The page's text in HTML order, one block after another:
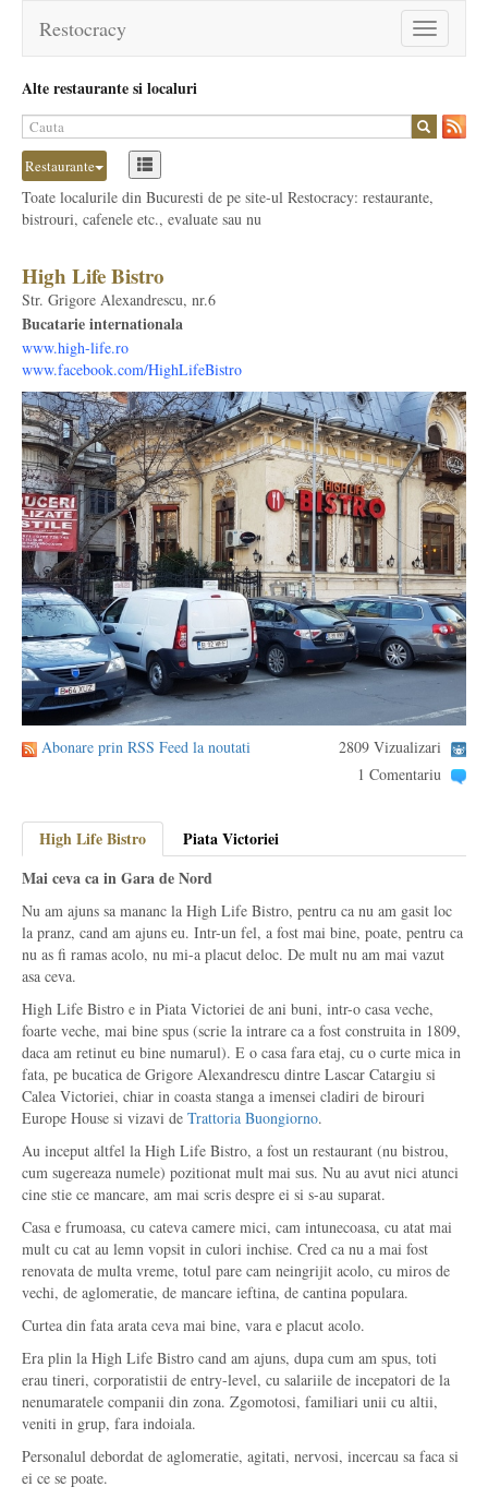
Toggle
navigation
Restocracy
Alte restaurante si localuri
Restaurante
Toate localurile din Bucuresti de pe site-ul Restocracy: restaurante,
bistrouri, cafenele etc., evaluate sau nu
High Life Bistro
Str. Grigore Alexandrescu, nr.6
Bucatarie internationala
www.high-life.ro
www.facebook.com/HighLifeBistro
Abonare prin RSS Feed la noutati
2809 Vizualizari
1 Comentariu
High Life Bistro
Piata Victoriei
Mai ceva ca in Gara de Nord
Nu am ajuns sa mananc la High Life Bistro, pentru ca nu am gasit loc
la pranz, cand am ajuns eu. Intr-un fel, a fost mai bine, poate, pentru ca
nu as fi ramas acolo, nu mi-a placut deloc. De mult nu am mai vazut
asa ceva.
High Life Bistro e in Piata Victoriei de ani buni, intr-o casa veche,
foarte veche, mai bine spus (scrie la intrare ca a fost construita in 1809,
daca am retinut eu bine numarul). E o casa fara etaj, cu o curte mica in
fata, pe bucatica de Grigore Alexandrescu dintre Lascar Catargiu si
Calea Victoriei, chiar in coasta stanga a imensei cladiri de birouri
Europe House si vizavi de Trattoria Buongiorno.
Au inceput altfel la High Life Bistro, a fost un restaurant (nu bistrou,
cum sugereaza numele) pozitionat mult mai sus. Nu au avut nici atunci
cine stie ce mancare, am mai scris despre ei si s-au suparat.
Casa e frumoasa, cu cateva camere mici, cam intunecoasa, cu atat mai
mult cu cat au lemn vopsit in culori inchise. Cred ca nu a mai fost
renovata de multa vreme, totul pare cam neingrijit acolo, cu miros de
vechi, de aglomeratie, de mancare ieftina, de cantina populara.
Curtea din fata arata ceva mai bine, vara e placut acolo.
Era plin la High Life Bistro cand am ajuns, dupa cum am spus, toti
erau tineri, corporatistii de entry-level, cu salariile de incepatori de la
nenumaratele companii din zona. Zgomotosi, familiari unii cu altii,
veniti in grup, fara indoiala.
Personalul debordat de aglomeratie, agitati, nervosi, incercau sa faca si
ei ce se poate.